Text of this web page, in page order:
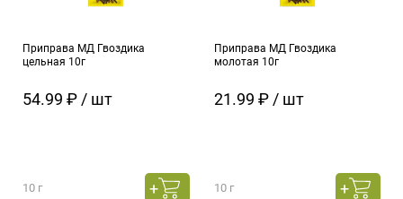
Приправа МД Гвоздика
цельная 10г
54.99 ₽ / шт
10 г
Приправа МД Гвоздика
молотая 10г
21.99 ₽ / шт
10 г